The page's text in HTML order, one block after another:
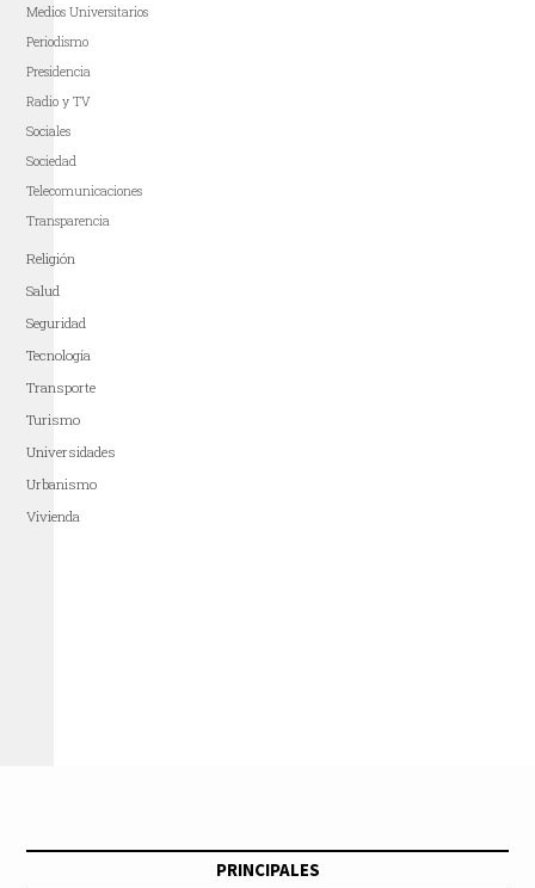
Medios Universitarios
Periodismo
Presidencia
Radio y TV
Sociales
Sociedad
Telecomunicaciones
Transparencia
Religión
Salud
Seguridad
Tecnología
Transporte
Turismo
Universidades
Urbanismo
Vivienda
PRINCIPALES